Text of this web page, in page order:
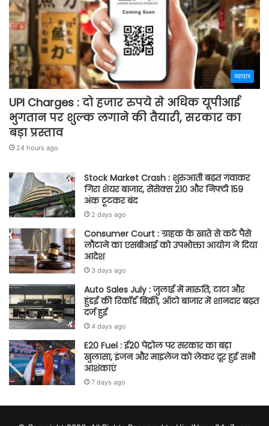
व्यापार
UPI Charges : दो हजार रुपये से अधिक यूपीआई
भुगतान पर शुल्क लगाने की तैयारी, सरकार का
बड़ा प्रस्ताव
24 hours ago
Stock Market Crash : शुरुआती बढ़त गंवाकर
गिरा शेयर बाजार, सेंसेक्स 210 और निफ्टी 159
अंक टूटकर बंद
2 days ago
Consumer Court : ग्राहक के खाते से कटे पैसे
लौटाने का एसबीआई को उपभोक्ता आयोग ने दिया
आदेश
3 days ago
Auto Sales July : जुलाई में मारुति, टाटा और
हुंडई की रिकॉर्ड बिक्री, ऑटो बाजार में शानदार बढ़त
दर्ज हुई
4 days ago
E20 Fuel : ई20 पेट्रोल पर सरकार का बड़ा
खुलासा, इंजन और माइलेज को लेकर दूर हुई सभी
आशंकाएं
7 days ago